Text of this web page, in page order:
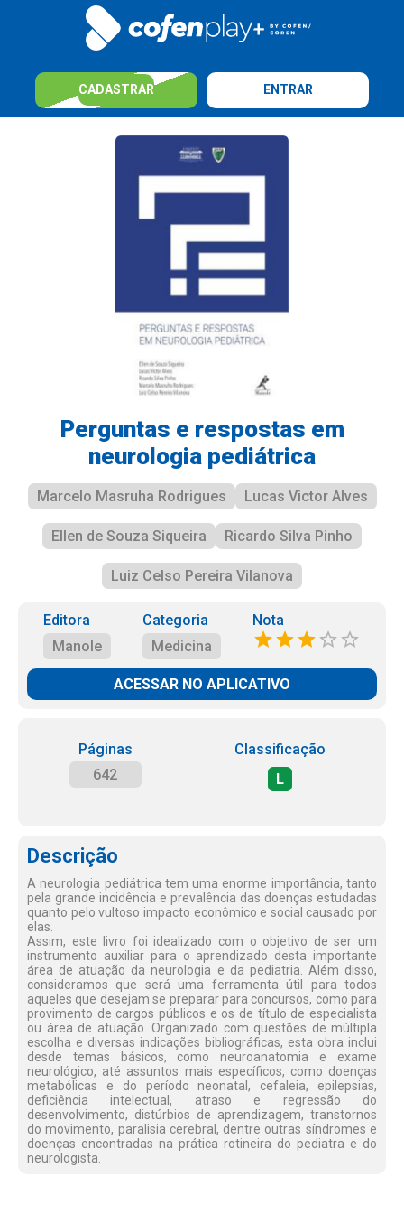
CADASTRAR ENTRAR
Perguntas e respostas em
neurologia pediátrica
Marcelo Masruha Rodrigues Lucas Victor Alves
Ellen de Souza Siqueira Ricardo Silva Pinho
Luiz Celso Pereira Vilanova
Editora
Manole
Categoria
Medicina
Nota
ACESSAR NO APLICATIVO
Páginas
642
Classificação
L
Descrição
A neurologia pediátrica tem uma enorme importância, tanto
pela grande incidência e prevalência das doenças estudadas
quanto pelo vultoso impacto econômico e social causado por
elas.
Assim, este livro foi idealizado com o objetivo de ser um
instrumento auxiliar para o aprendizado desta importante
área de atuação da neurologia e da pediatria. Além disso,
consideramos que será uma ferramenta útil para todos
aqueles que desejam se preparar para concursos, como para
provimento de cargos públicos e os de título de especialista
ou área de atuação. Organizado com questões de múltipla
escolha e diversas indicações bibliográficas, esta obra inclui
desde temas básicos, como neuroanatomia e exame
neurológico, até assuntos mais específicos, como doenças
metabólicas e do período neonatal, cefaleia, epilepsias,
deficiência intelectual, atraso e regressão do
desenvolvimento, distúrbios de aprendizagem, transtornos
do movimento, paralisia cerebral, dentre outras síndromes e
doenças encontradas na prática rotineira do pediatra e do
neurologista.